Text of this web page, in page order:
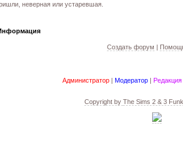
"Downloads"
неверная или устаревшая.
Создать форум
Администратор Модератор Редакция
Copyright by The Sims 2 & 3